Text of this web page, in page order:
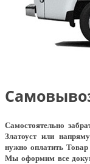
Самостоятельно
Златоуст или
нужно оплатить
Мы оформим все